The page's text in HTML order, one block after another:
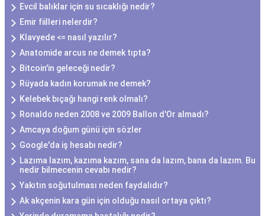
Evcil balıklar için su sıcaklığı nedir?
Emir fiilleri nelerdir?
Klavyede <= nasıl yazılır?
Anatomide arcus ne demek tıpta?
Bitcoin'in geleceği nedir?
Rüyada kadın korumak ne demek?
Kelebek bıçağı hangi renk olmalı?
Ronaldo neden 2008 ve 2009 Ballon d'Or almadı?
Amcaya doğum günü için sözler
Google'da iş hesabı nedir?
Lazıma lazım, kazıma kazım, sana da lazım, bana da lazım. Bu
nedir bilmecenin cevabı nedir?
Yakıtın soğutulması neden faydalıdır?
Ak akçenin kara gün için olduğu nasıl ortaya çıktı?